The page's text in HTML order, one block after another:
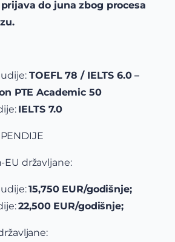
do juna zbog procesa
TOEFL 78 / IELTS 6.0 –
PTE Academic 50
IELTS 7.0
EU državljane:
15,750 EUR/godišnje;
22,500 EUR/godišnje;